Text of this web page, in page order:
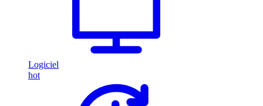
Logiciel
hot